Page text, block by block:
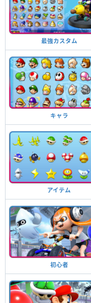
最強カスタム
キャラ
アイテム
初心者